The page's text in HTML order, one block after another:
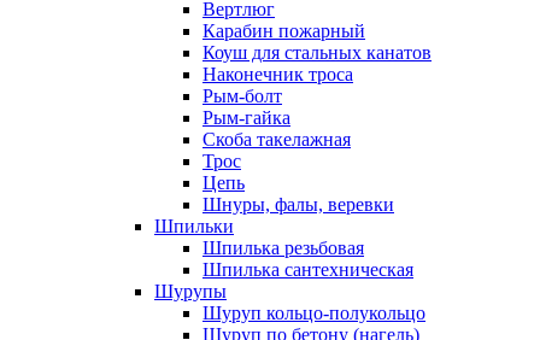
Вертлюг
Карабин пожарный
Коуш для стальных канатов
Наконечник троса
Рым-болт
Рым-гайка
Скоба такелажная
Трос
Цепь
Шнуры, фалы, веревки
Шпильки
Шпилька резьбовая
Шпилька сантехническая
Шурупы
Шуруп кольцо-полукольцо
Шуруп по бетону (нагель)